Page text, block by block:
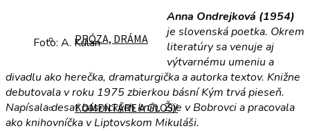
PRÓZA, DRÁMA
KOMENTÁRE A GLOSY
Foto: A. Kulan
Anna Ondrejková (1954)
je slovenská poetka. Okrem
literatúry sa venuje aj
výtvarnému umeniu a
divadlu ako herečka, dramaturgička a autorka textov. Knižne
debutovala v roku 1975 zbierkou básní Kým trvá pieseň.
Napísala desať básnických kníh. Žije v Bobrovci a pracovala
ako knihovníčka v Liptovskom Mikuláši.